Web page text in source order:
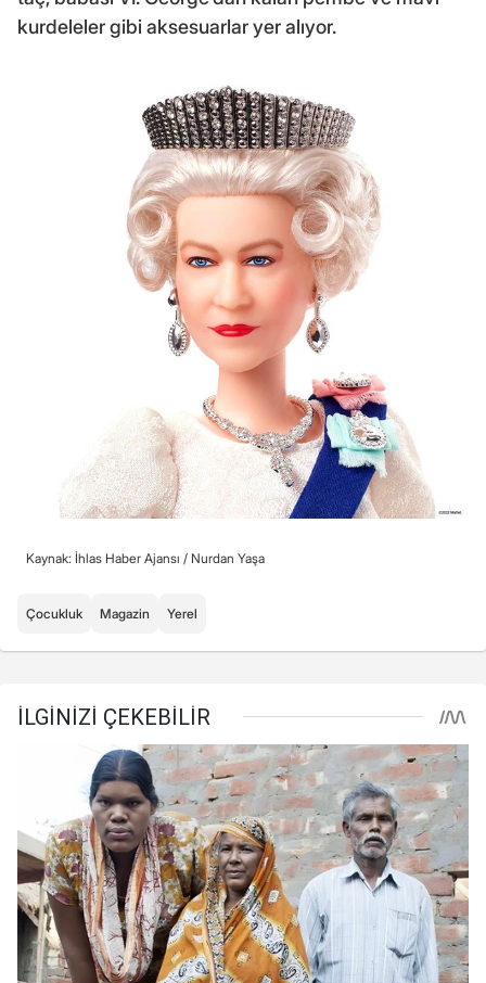
kurdeleler gibi aksesuarlar yer alıyor.
Kaynak: İhlas Haber Ajansı / Nurdan Yaşa
Çocukluk Magazin Yerel